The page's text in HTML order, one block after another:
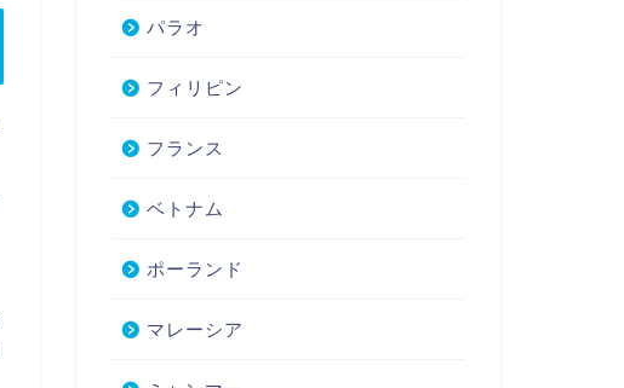
パラオ
フィリピン
フランス
ベトナム
ポーランド
マレーシア